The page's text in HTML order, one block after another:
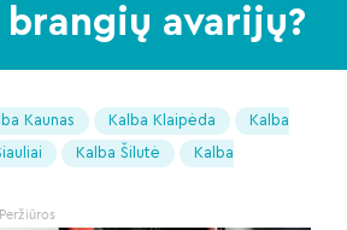
avarijų?
Kaunas Kalba Klaipėda Kalba
Kalba Šilutė Kalba